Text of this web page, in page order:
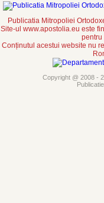
Publicatia Mitropoliei
Site-ul www.apostolia.eu este
pentru
Conținutul acestui website nu
Copyright @ 2008 -